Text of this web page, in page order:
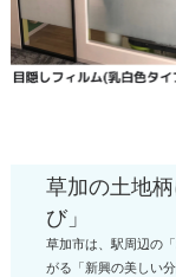
草加の土地
び」
草加市は、駅周辺の
がる「新興の美しい